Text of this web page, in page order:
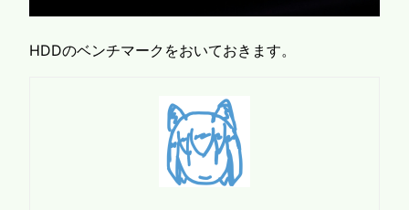
HDDのベンチマークをおいておきます。